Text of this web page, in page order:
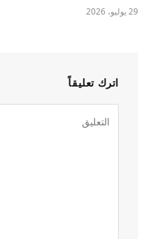
29 يوليو، 2026
اترك تعليقاً